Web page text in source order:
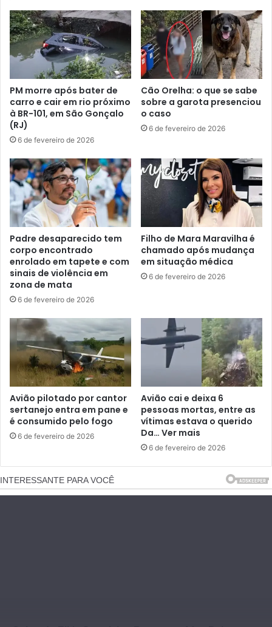
PM morre após bater de
carro e cair em rio próximo
à BR-101, em São Gonçalo
(RJ)
6 de fevereiro de 2026
Cão Orelha: o que se sabe
sobre a garota presenciou
o caso
6 de fevereiro de 2026
Padre desaparecido tem
corpo encontrado
enrolado em tapete e com
sinais de violência em
zona de mata
6 de fevereiro de 2026
Filho de Mara Maravilha é
chamado após mudança
em situação médica
6 de fevereiro de 2026
Avião pilotado por cantor
sertanejo entra em pane e
é consumido pelo fogo
6 de fevereiro de 2026
Avião cai e deixa 6
pessoas mortas, entre as
vítimas estava o querido
Da… Ver mais
6 de fevereiro de 2026